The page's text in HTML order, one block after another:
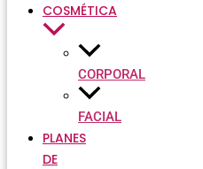
COSMÉTICA
CORPORAL
FACIAL
PLANES
DE